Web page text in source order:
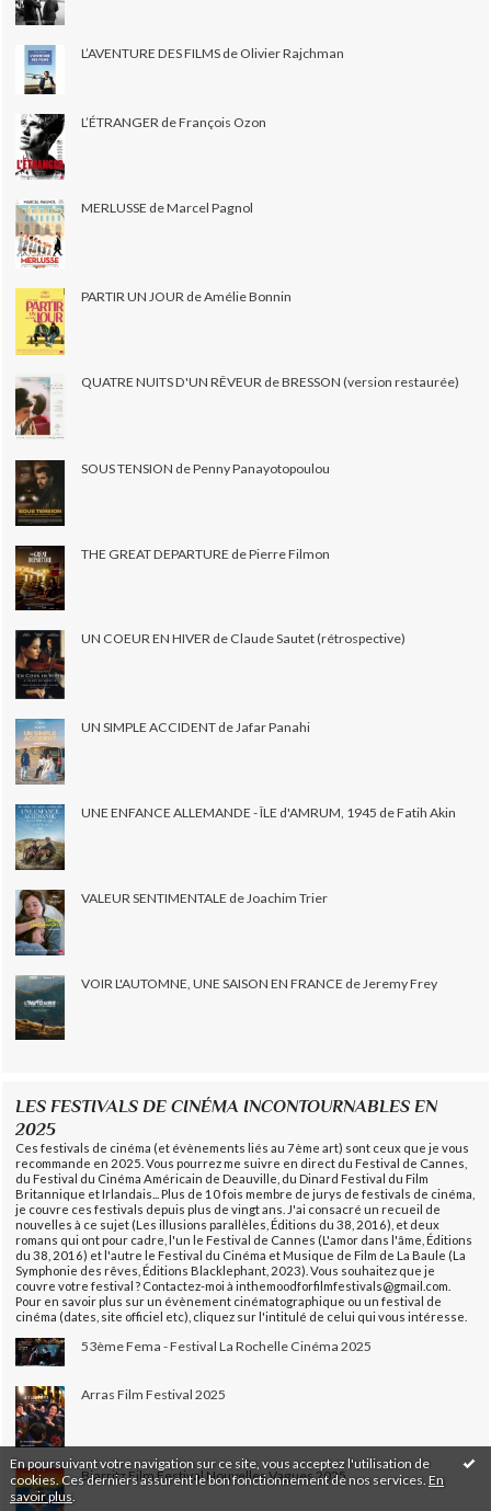
En poursuivant votre navigation sur ce site, vous acceptez l'utilisation de
cookies. Ces derniers assurent le bon fonctionnement de nos services. En
savoir plus
L’AVENTURE DES FILMS de Olivier Rajchman
L’ÉTRANGER de François Ozon
MERLUSSE de Marcel Pagnol
PARTIR UN JOUR de Amélie Bonnin
QUATRE NUITS D'UN RÊVEUR de BRESSON (version restaurée)
SOUS TENSION de Penny Panayotopoulou
THE GREAT DEPARTURE de Pierre Filmon
UN COEUR EN HIVER de Claude Sautet (rétrospective)
UN SIMPLE ACCIDENT de Jafar Panahi
UNE ENFANCE ALLEMANDE - ÎLE d'AMRUM, 1945 de Fatih Akin
VALEUR SENTIMENTALE de Joachim Trier
VOIR L'AUTOMNE, UNE SAISON EN FRANCE de Jeremy Frey
LES FESTIVALS DE CINÉMA INCONTOURNABLES EN
2025
Ces festivals de cinéma (et évènements liés au 7ème art) sont ceux que je vous
recommande en 2025. Vous pourrez me suivre en direct du Festival de Cannes,
du Festival du Cinéma Américain de Deauville, du Dinard Festival du Film
Britannique et Irlandais... Plus de 10 fois membre de jurys de festivals de cinéma,
je couvre ces festivals depuis plus de vingt ans. J'ai consacré un recueil de
nouvelles à ce sujet (Les illusions parallèles, Éditions du 38, 2016), et deux
romans qui ont pour cadre, l'un le Festival de Cannes (L'amor dans l'âme, Éditions
du 38, 2016) et l'autre le Festival du Cinéma et Musique de Film de La Baule (La
Symphonie des rêves, Éditions Blacklephant, 2023). Vous souhaitez que je
couvre votre festival ? Contactez-moi à inthemoodforfilmfestivals@gmail.com.
Pour en savoir plus sur un évènement cinématographique ou un festival de
cinéma (dates, site officiel etc), cliquez sur l'intitulé de celui qui vous intéresse.
53ème Fema - Festival La Rochelle Cinéma 2025
Arras Film Festival 2025
Biarritz Film Festival Nouvelles Vagues 2025